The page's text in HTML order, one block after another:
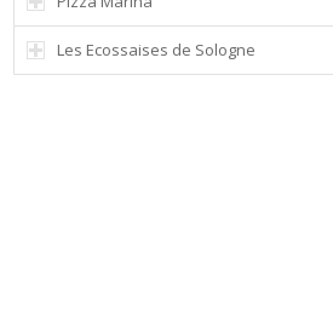
Les Ecossaises de Sologne